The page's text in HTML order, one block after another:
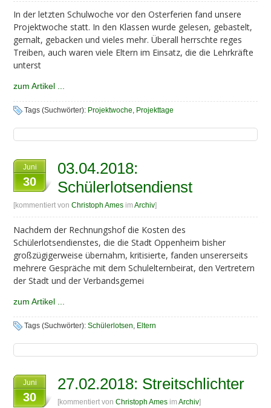
In der letzten Schulwoche vor den Osterferien fand unsere
Projektwoche statt. In den Klassen wurde gelesen, gebastelt,
gemalt, gebacken und vieles mehr. Überall herrschte reges
Treiben, auch waren viele Eltern im Einsatz, die die Lehrkräfte
unterst
zum Artikel ...
Tags (Suchwörter): Projektwoche, Projekttage
Juni
30
03.04.2018:
Schülerlotsendienst
[kommentiert vonChristoph Ames imArchiv]
Nachdem der Rechnungshof die Kosten des
Schülerlotsendienstes, die die Stadt Oppenheim bisher
großzügigerweise übernahm, kritisierte, fanden unsererseits
mehrere Gespräche mit dem Schulelternbeirat, den Vertretern
der Stadt und der Verbandsgemei
zum Artikel ...
Tags (Suchwörter):Schülerlotsen, Eltern
Juni
30
27.02.2018: Streitschlichter
[kommentiert vonChristoph Ames imArchiv]